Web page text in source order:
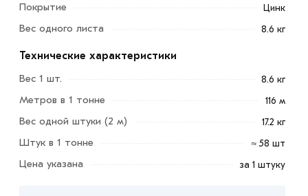
За счет небольшой толщины лист легко резать.
оцинкованному покрытию.
«Добавить в корзину»
«Быстрый заказ». Также можете купить позвонив по
контактам указанным на сайте.
Условия доставки и цены на товар Профнастил С20
Покрытие Цинк
Вес одного листа 8.6 кг
Технические характеристики
Вес 1 шт.
8.6 кг
Метров в 1 тонне 116 м
Вес одной штуки (2 м) 17.2 кг
Штук в 1 тонне ≈ 58 шт
Цена указана за 1 штуку